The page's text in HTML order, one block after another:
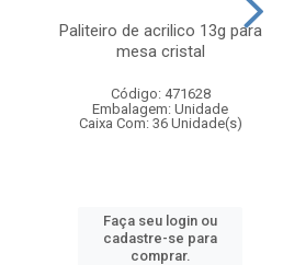
Paliteiro de acrilico 13g para
mesa cristal
Código: 471628
Embalagem: Unidade
Caixa Com: 36 Unidade(s)
Faça seu login ou
cadastre-se para
comprar.